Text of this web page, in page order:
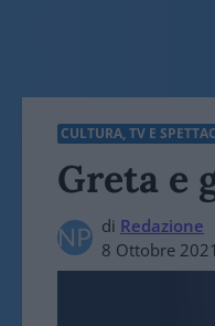
CULTURA, TV E
Greta e
di Redazione
8 Ottobre